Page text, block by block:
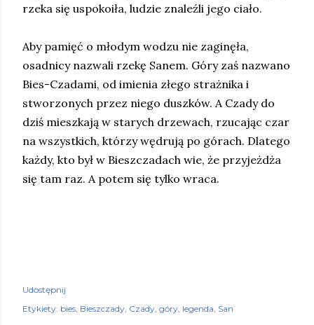
rzeka się uspokoiła, ludzie znaleźli jego ciało.
Aby pamięć o młodym wodzu nie zaginęła,
osadnicy nazwali rzekę Sanem. Góry zaś nazwano
Bies-Czadami, od imienia złego strażnika i
stworzonych przez niego duszków. A Czady do
dziś mieszkają w starych drzewach, rzucając czar
na wszystkich, którzy wędrują po górach. Dlatego
każdy, kto był w Bieszczadach wie, że przyjeżdża
się tam raz. A potem się tylko wraca.
Udostępnij
Etykiety: bies Bieszczady Czady góry legenda San